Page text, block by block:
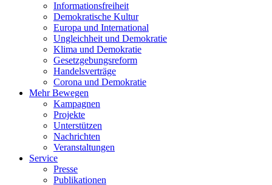
Informationsfreiheit
Demokratische Kultur
Europa und International
Ungleichheit und Demokratie
Klima und Demokratie
Gesetzgebungsreform
Handelsverträge
Corona und Demokratie
Mehr Bewegen
Kampagnen
Projekte
Unterstützen
Nachrichten
Veranstaltungen
Service
Presse
Publikationen